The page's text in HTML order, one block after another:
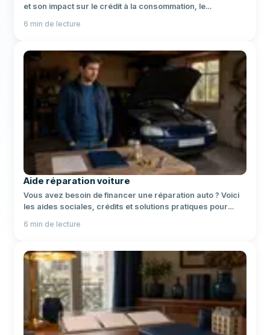
et son impact sur le crédit à la consommation, le
6 min de lecture
Aide réparation voiture
Vous avez besoin de financer une réparation auto ? Voici
les aides sociales, crédits et solutions pratiques pour
6 min de lecture